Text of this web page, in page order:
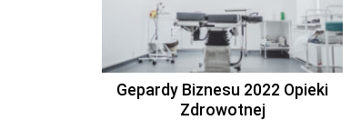
Gepardy Biznesu 2022 Opieki
Zdrowotnej